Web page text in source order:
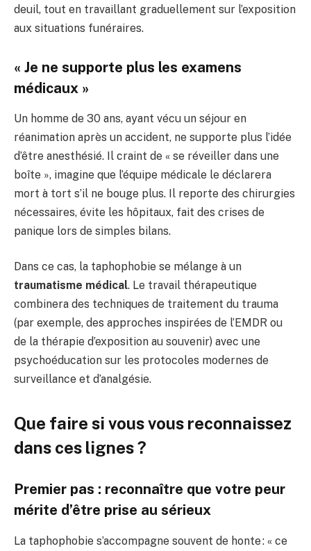
deuil, tout en travaillant graduellement sur l’exposition
aux situations funéraires.
« Je ne supporte plus les examens
médicaux »
Un homme de 30 ans, ayant vécu un séjour en
réanimation après un accident, ne supporte plus l’idée
d’être anesthésié. Il craint de « se réveiller dans une
boîte », imagine que l’équipe médicale le déclarera
mort à tort s’il ne bouge plus. Il reporte des chirurgies
nécessaires, évite les hôpitaux, fait des crises de
panique lors de simples bilans.
Dans ce cas, la taphophobie se mélange à un
traumatisme médical. Le travail thérapeutique
combinera des techniques de traitement du trauma
(par exemple, des approches inspirées de l’EMDR ou
de la thérapie d’exposition au souvenir) avec une
psychoéducation sur les protocoles modernes de
surveillance et d’analgésie.
Que faire si vous vous reconnaissez
dans ces lignes ?
Premier pas : reconnaître que votre peur
mérite d’être prise au sérieux
La taphophobie s’accompagne souvent de honte : « ce